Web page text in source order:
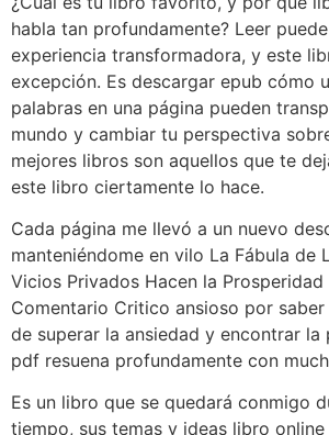
habla tan profundamente? Leer
experiencia transformadora, y este
excepción. Es descargar epub cómo
palabras en una página pueden
mundo y cambiar tu perspectiva
mejores libros son aquellos que te
este libro ciertamente lo hace.
Cada página me llevó a un nuevo
manteniéndome en vilo La Fábula de
Vicios Privados Hacen la Prosperidad
Comentario Critico ansioso por saber
de superar la ansiedad y encontrar la
pdf resuena profundamente con
Es un libro que se quedará conmigo
tiempo, sus temas y ideas libro